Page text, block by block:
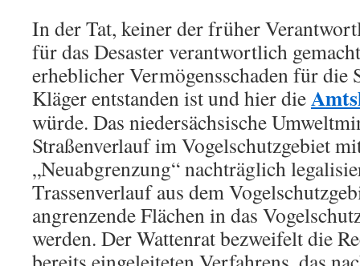
In der Tat, keiner der früher
für das Desaster verantwortlich
erheblicher Vermögensschaden für die
Kläger entstanden ist und hier die
würde. Das niedersächsische
Straßenverlauf im Vogelschutzgebiet
„Neuabgrenzung“ nachträglich
Trassenverlauf aus dem
angrenzende Flächen in das
werden. Der Wattenrat bezweifelt die